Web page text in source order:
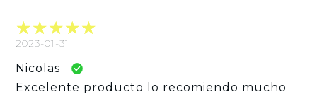
2023-01-31
Nicolas
Excelente producto lo recomiendo mucho